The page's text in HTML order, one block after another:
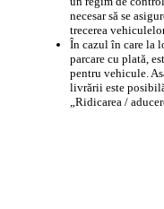
necesar să se
trecerea
În cazul în care la
parcare cu plată,
pentru vehicule.
livrării este
„Ridicarea /